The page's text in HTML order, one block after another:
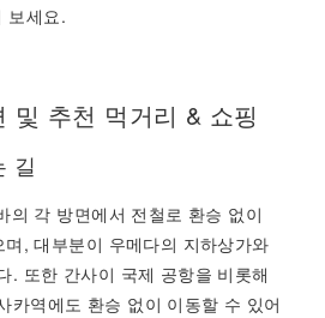
보세요.
및 추천 먹거리 & 쇼핑
길
의 각 방면에서 전철로 환승 없이
, 대부분이 우메다의 지하상가와
. 또한 간사이 국제 공항을 비롯해
카역에도 환승 없이 이동할 수 있어